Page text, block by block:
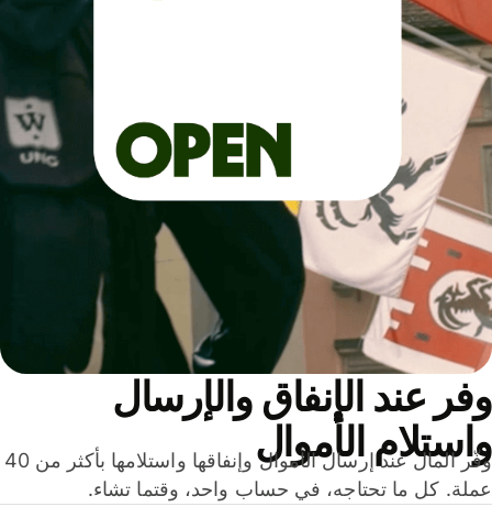
عند الإنفاق والإرسال
الأموال
وفّر المال عند إرسال الأموال وإنفاقها واستلامها بأكثر من 40
كل ما تحتاجه، في حساب واحد، وقتما تشاء.